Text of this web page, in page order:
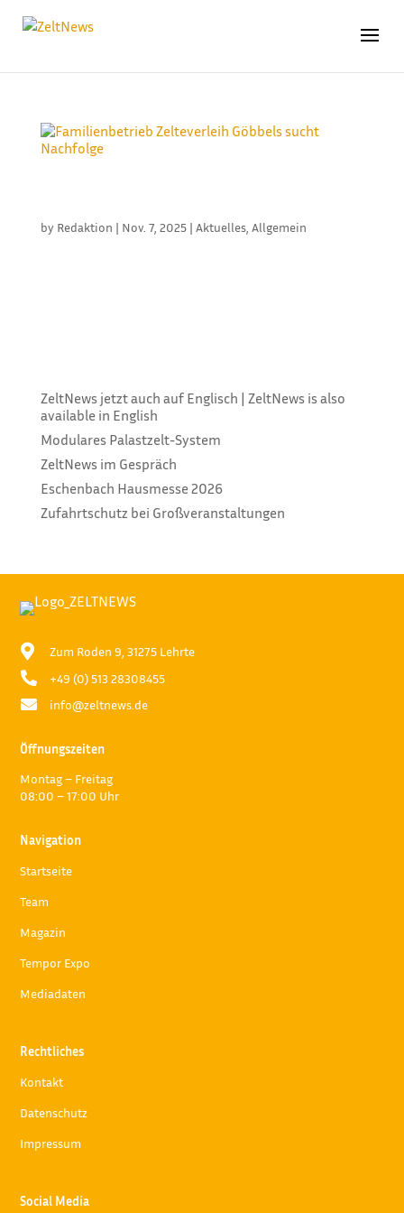
by Redaktion | Nov. 7, 2025| Aktuelles, Allgemein
ZeltNews jetzt auch auf Englisch | ZeltNews is also
available in English
Modulares Palastzelt-System
ZeltNews im Gespräch
Eschenbach Hausmesse 2026
Zufahrtschutz bei Großveranstaltungen
 Zum Roden 9, 31275 Lehrte
 +49 (0) 513 28308455
 info@zeltnews.de
Öffnungszeiten
Montag – Freitag
08:00 – 17:00 Uhr
Navigation
Startseite
Team
Magazin
Tempor Expo
Mediadaten
Rechtliches
Kontakt
Datenschutz
Impressum
Social Media